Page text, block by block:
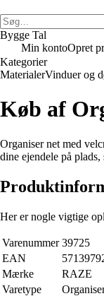
Bygge Tal
Min kontoOpret
Kategorier
MaterialerVinduer og
Køb af
Organiser net med
dine ejendele på
Her er nogle vigtige
Varenummer 39725
EAN
Mærke
RAZE
Varetype